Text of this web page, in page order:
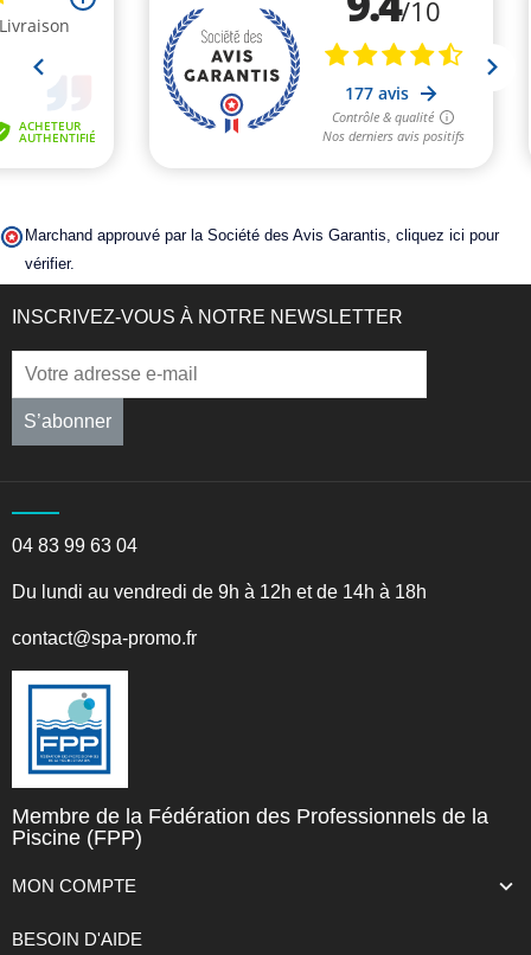
Marchand approuvé par la Société des Avis Garantis, cliquez ici pour
vérifier.
INSCRIVEZ-VOUS À NOTRE NEWSLETTER
S’abonner
04 83 99 63 04
Du lundi au vendredi de 9h à 12h et de 14h à 18h
contact@spa-promo.fr
Membre de la Fédération des Professionnels de la
Piscine (FPP)
MON COMPTE
BESOIN D'AIDE